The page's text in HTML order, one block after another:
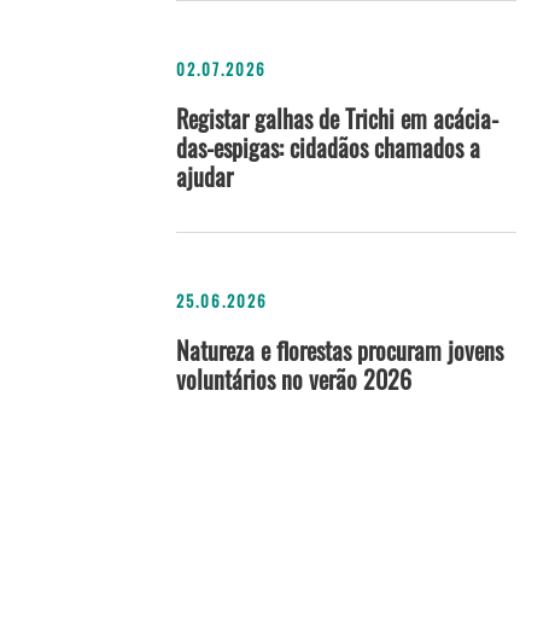
02.07.2026
Registar galhas de Trichi em acácia-
das-espigas: cidadãos chamados a
ajudar
25.06.2026
Natureza e florestas procuram jovens
voluntários no verão 2026